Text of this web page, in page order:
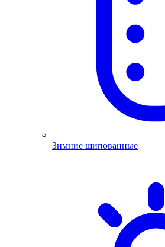
Зимние шипованные